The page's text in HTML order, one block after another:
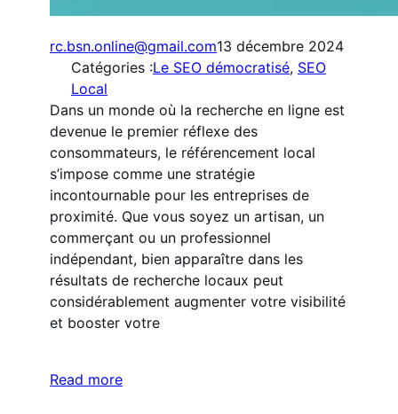
rc.bsn.online@gmail.com13 décembre 2024
Catégories :Le SEO démocratisé, SEO
Local
Dans un monde où la recherche en ligne est
devenue le premier réflexe des
consommateurs, le référencement local
s’impose comme une stratégie
incontournable pour les entreprises de
proximité. Que vous soyez un artisan, un
commerçant ou un professionnel
indépendant, bien apparaître dans les
résultats de recherche locaux peut
considérablement augmenter votre visibilité
et booster votre
Read more